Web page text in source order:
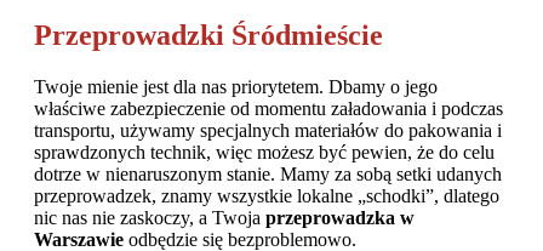
Przeprowadzki Śródmieście
Twoje mienie jest dla nas priorytetem. Dbamy o jego
właściwe zabezpieczenie od momentu załadowania i podczas
transportu, używamy specjalnych materiałów do pakowania i
sprawdzonych technik, więc możesz być pewien, że do celu
dotrze w nienaruszonym stanie. Mamy za sobą setki udanych
przeprowadzek, znamy wszystkie lokalne „schodki”, dlatego
nic nas nie zaskoczy, a Twoja przeprowadzka w
Warszawie odbędzie się bezproblemowo.